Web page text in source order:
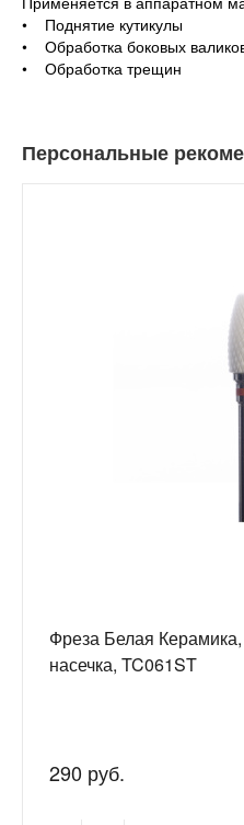
• Поднятие кутикулы
• Обработка боковых
• Обработка трещин
Персональные
Фреза Белая
насечка, TC061ST
290 руб.